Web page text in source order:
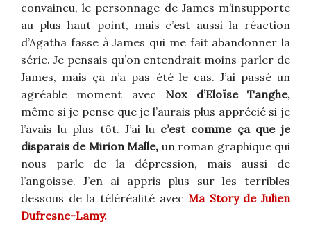
convaincu, le personnage de James m’insupporte
au plus haut point, mais c’est aussi la réaction
d’Agatha fasse à James qui me fait abandonner la
série. Je pensais qu’on entendrait moins parler de
James, mais ça n’a pas été le cas. J’ai passé un
agréable moment avec Nox d’Eloïse Tanghe,
même si je pense que je l’aurais plus apprécié si je
l’avais lu plus tôt. J’ai lu c’est comme ça que je
disparais de Mirion Malle, un roman graphique qui
nous parle de la dépression, mais aussi de
l’angoisse. J’en ai appris plus sur les terribles
dessous de la téléréalité avecMa Story de Julien
Dufresne-Lamy.